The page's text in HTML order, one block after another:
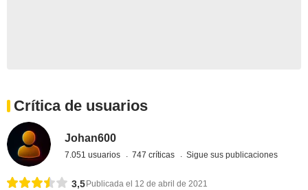
Crítica de usuarios
Johan600
7.051 usuarios 747 críticas Sigue sus publicaciones
3,5Publicada el 12 de abril de 2021